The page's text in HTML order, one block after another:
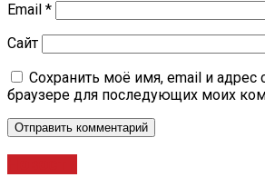
Email *
Сайт
Сохранить моё имя, email и адрес
браузере для последующих моих